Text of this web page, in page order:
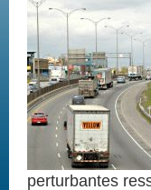
perturbantes